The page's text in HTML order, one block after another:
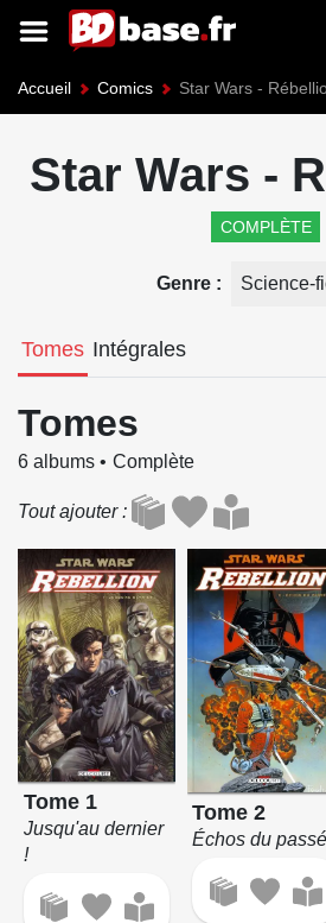
Accueil Comics Star Wars -
Star Wars -
COMPLÈTE
Genre Science-
Tomes Intégrales
Tomes
6 albums Complète
Tout ajouter
Tome 1
Jusqu'au dernier
!
Tome 2
Échos du passé